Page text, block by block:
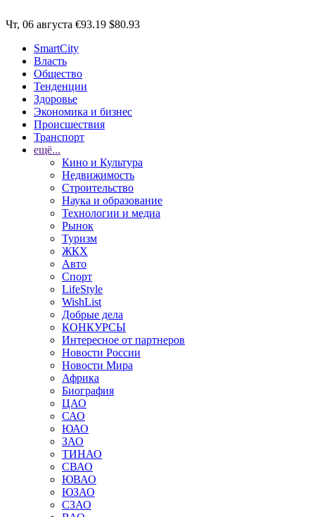
Чт, 06 августа €93.19 $80.93
SmartCity
Власть
Общество
Тенденции
Здоровье
Экономика и бизнес
Происшествия
Транспорт
ещё...
Кино и Культура
Недвижимость
Строительство
Наука и образование
Технологии и медиа
Рынок
Туризм
ЖКХ
Авто
Спорт
LifeStyle
WishList
Добрые дела
КОНКУРСЫ
Интересное от партнеров
Новости России
Новости Мира
Африка
Биография
ЦАО
САО
ЮАО
ЗАО
ТИНАО
СВАО
ЮВАО
ЮЗАО
СЗАО